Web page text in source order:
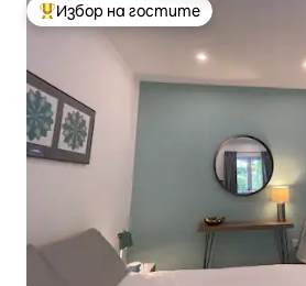
Най-популярен избор на гостите
Избор на гостите